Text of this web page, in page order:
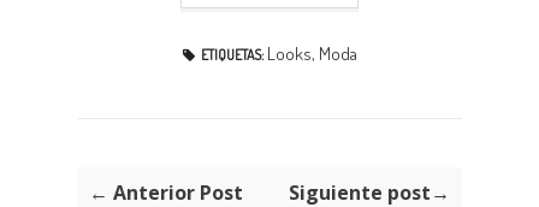
ETIQUETAS: Looks, Moda
← Anterior Post Siguiente post→